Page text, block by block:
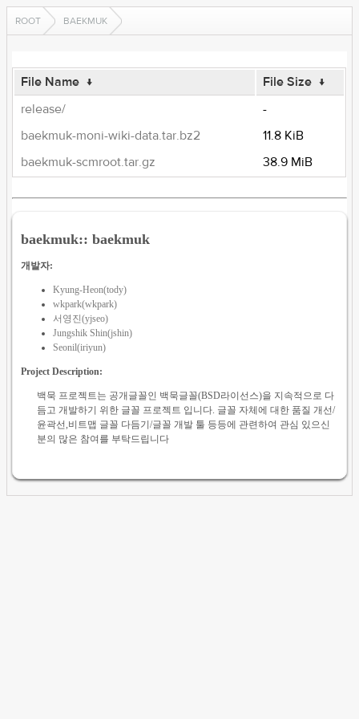
ROOT BAEKMUK
File Name ↓ File Size ↓
release/
-
baekmuk-moni-wiki-data.tar.bz2
11.8 KiB
baekmuk-scmroot.tar.gz
38.9 MiB
baekmuk:: baekmuk
개발자:
Kyung-Heon(tody)
wkpark(wkpark)
서영진(yjseo)
Jungshik Shin(jshin)
Seonil(iriyun)
Project Description:
백묵 프로젝트는 공개글꼴인 백묵글꼴(BSD라이선스)을 지속적으로 다
듬고 개발하기 위한 글꼴 프로젝트 입니다. 글꼴 자체에 대한 품질 개선/
윤곽선,비트맵 글꼴 다듬기/글꼴 개발 툴 등등에 관련하여 관심 있으신
분의 많은 참여를 부탁드립니다